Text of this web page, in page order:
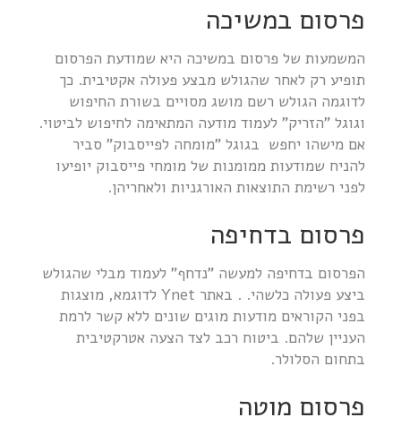
פרסום במשיכה
המשמעות של פרסום במשיכה היא שמודעת הפרסום
תופיע רק לאחר שהגולש מבצע פעולה אקטיבית. כך
לדוגמה הגולש רשם מושג מסויים בשורת החיפוש
וגוגל "הזריק" לעמוד מודעה המתאימה לחיפוש לביטוי.
אם מישהו יחפש בגוגל "מומחה לפייסבוק" סביר
להניח שמודעות ממומנות של מומחי פייסבוק יופיעו
לפני רשימת התוצאות האורגניות ולאחריהן.
פרסום בדחיפה
הפרסום בדחיפה למעשה "נדחף" לעמוד מבלי שהגולש
ביצע פעולה כלשהי. . באתר Ynet לדוגמא, מוצגות
בפני הקוראים מודעות מוגים שונים ללא קשר לרמת
העניין שלהם. ביטוח רכב לצד הצעה אטרקטיבית
בתחום הסלולר.
פרסום מוטה